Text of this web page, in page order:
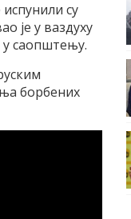
су
је у ваздуху
у саопштењу.
борбених